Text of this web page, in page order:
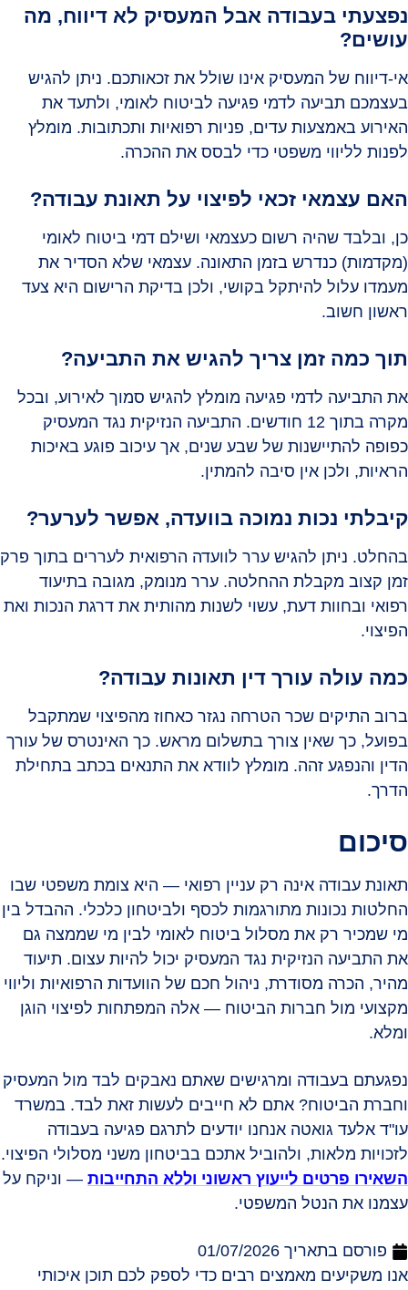
נפצעתי בעבודה אבל המעסיק לא דיווח, מה
עושים?
אי-דיווח של המעסיק אינו שולל את זכאותכם. ניתן להגיש
בעצמכם תביעה לדמי פגיעה לביטוח לאומי, ולתעד את
האירוע באמצעות עדים, פניות רפואיות ותכתובות. מומלץ
לפנות לליווי משפטי כדי לבסס את ההכרה.
האם עצמאי זכאי לפיצוי על תאונת עבודה?
כן, ובלבד שהיה רשום כעצמאי ושילם דמי ביטוח לאומי
(מקדמות) כנדרש בזמן התאונה. עצמאי שלא הסדיר את
מעמדו עלול להיתקל בקושי, ולכן בדיקת הרישום היא צעד
ראשון חשוב.
תוך כמה זמן צריך להגיש את התביעה?
את התביעה לדמי פגיעה מומלץ להגיש סמוך לאירוע, ובכל
מקרה בתוך 12 חודשים. התביעה הנזיקית נגד המעסיק
כפופה להתיישנות של שבע שנים, אך עיכוב פוגע באיכות
הראיות, ולכן אין סיבה להמתין.
קיבלתי נכות נמוכה בוועדה, אפשר לערער?
בהחלט. ניתן להגיש ערר לוועדה הרפואית לעררים בתוך פרק
זמן קצוב מקבלת ההחלטה. ערר מנומק, מגובה בתיעוד
רפואי ובחוות דעת, עשוי לשנות מהותית את דרגת הנכות ואת
הפיצוי.
כמה עולה עורך דין תאונות עבודה?
ברוב התיקים שכר הטרחה נגזר כאחוז מהפיצוי שמתקבל
בפועל, כך שאין צורך בתשלום מראש. כך האינטרס של עורך
הדין והנפגע זהה. מומלץ לוודא את התנאים בכתב בתחילת
הדרך.
סיכום
תאונת עבודה אינה רק עניין רפואי — היא צומת משפטי שבו
החלטות נכונות מתורגמות לכסף ולביטחון כלכלי. ההבדל בין
מי שמכיר רק את מסלול ביטוח לאומי לבין מי שממצה גם
את התביעה הנזיקית נגד המעסיק יכול להיות עצום. תיעוד
מהיר, הכרה מסודרת, ניהול חכם של הוועדות הרפואיות וליווי
מקצועי מול חברות הביטוח — אלה המפתחות לפיצוי הוגן
ומלא.
נפגעתם בעבודה ומרגישים שאתם נאבקים לבד מול המעסיק
וחברת הביטוח? אתם לא חייבים לעשות זאת לבד. במשרד
עו"ד אלעד גואטה אנחנו יודעים לתרגם פגיעה בעבודה
לזכויות מלאות, ולהוביל אתכם בביטחון משני מסלולי הפיצוי.
השאירו פרטים לייעוץ ראשוני וללא התחייבות — וניקח על
עצמנו את הנטל המשפטי.
פורסם בתאריך 01/07/2026
אנו משקיעים מאמצים רבים כדי לספק לכם תוכן איכותי